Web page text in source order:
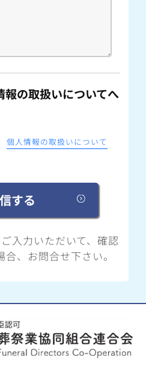
の取扱いについてへ
個人情報の取扱いについて
入力いただいて、確認
、お問合せ下さい。